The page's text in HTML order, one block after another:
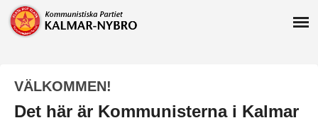
VÄLKOMMEN!
Det här är Kommunisterna i Kalmar